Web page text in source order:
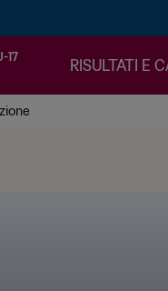
17
RISULTATI E